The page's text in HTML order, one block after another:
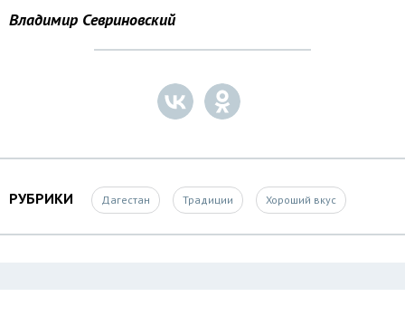
Владимир Севриновский
РУБРИКИ Дагестан Традиции Хороший вкус